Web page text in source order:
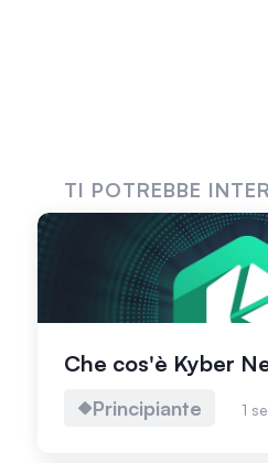
TI POTREBBE
Che cos'è Kyber
Principiante 1